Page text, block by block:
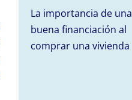
La importancia de una
buena financiación al
comprar una vivienda